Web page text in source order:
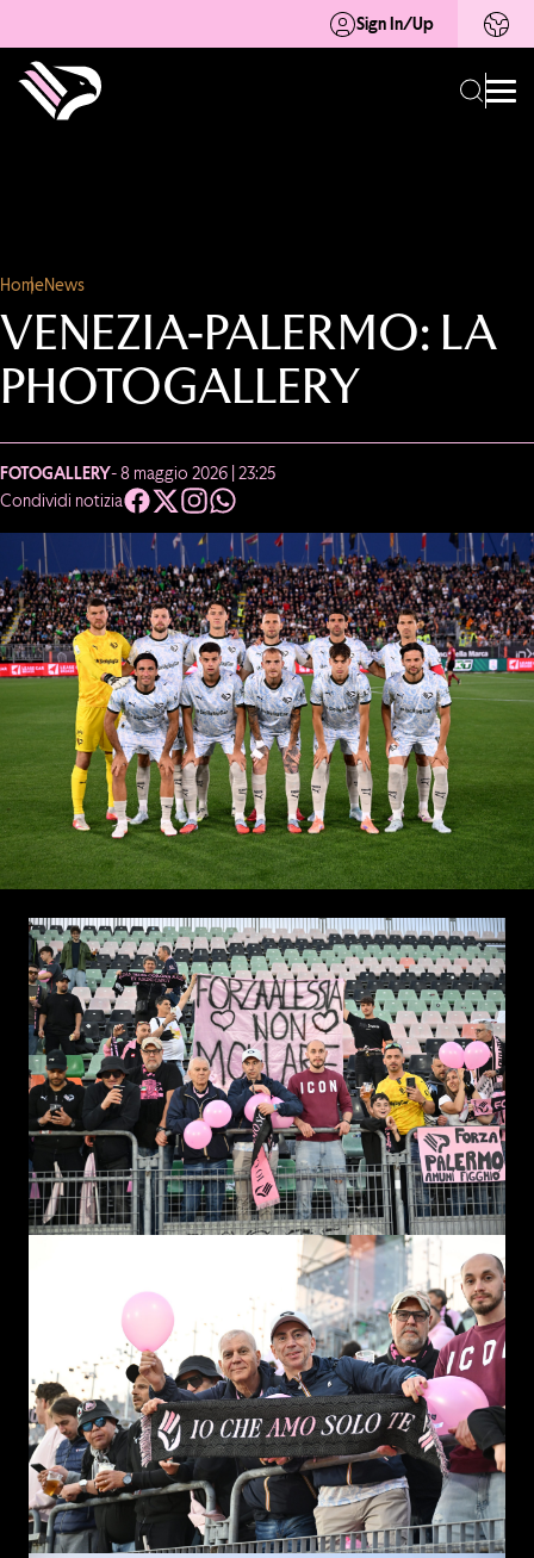
Sign In/Up
HomeNews
VENEZIA-PALERMO: LA
PHOTOGALLERY
FOTOGALLERY- 8 maggio 2026 | 23:25
Condividi notizia